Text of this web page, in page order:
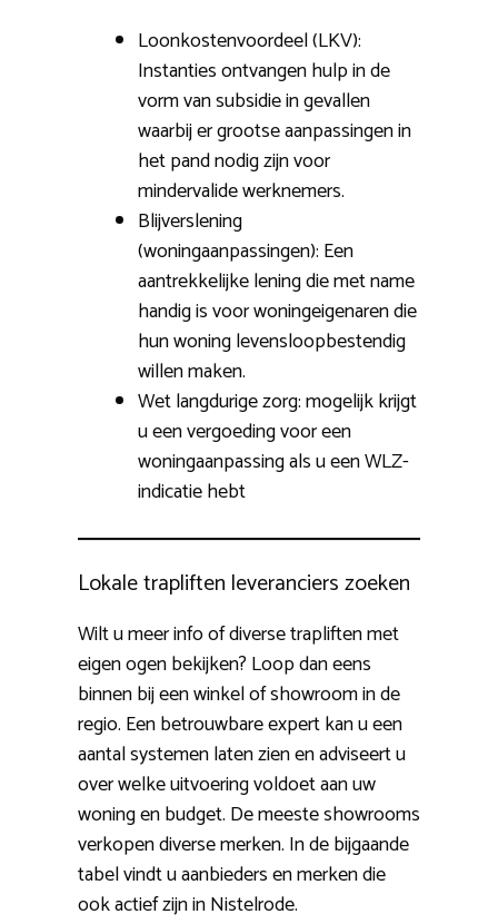
Loonkostenvoordeel (LKV):
Instanties ontvangen hulp in de
vorm van subsidie in gevallen
waarbij er grootse aanpassingen in
het pand nodig zijn voor
mindervalide werknemers.
Blijverslening
(woningaanpassingen): Een
aantrekkelijke lening die met name
handig is voor woningeigenaren die
hun woning levensloopbestendig
willen maken.
Wet langdurige zorg: mogelijk krijgt
u een vergoeding voor een
woningaanpassing als u een WLZ-
indicatie hebt
Lokale trapliften leveranciers zoeken
Wilt u meer info of diverse trapliften met
eigen ogen bekijken? Loop dan eens
binnen bij een winkel of showroom in de
regio. Een betrouwbare expert kan u een
aantal systemen laten zien en adviseert u
over welke uitvoering voldoet aan uw
woning en budget. De meeste showrooms
verkopen diverse merken. In de bijgaande
tabel vindt u aanbieders en merken die
ook actief zijn in Nistelrode.